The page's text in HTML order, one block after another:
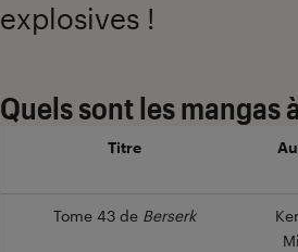
explosives !
Quels sont les mangas
Titre
Tome 43 de Berserk